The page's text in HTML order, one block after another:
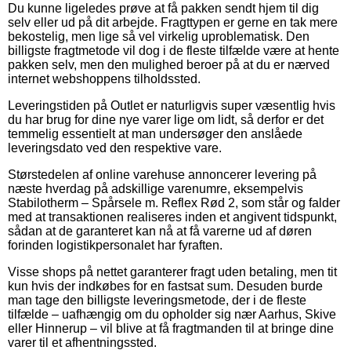
Du kunne ligeledes prøve at få pakken sendt hjem til dig
selv eller ud på dit arbejde. Fragttypen er gerne en tak mere
bekostelig, men lige så vel virkelig uproblematisk. Den
billigste fragtmetode vil dog i de fleste tilfælde være at hente
pakken selv, men den mulighed beroer på at du er nærved
internet webshoppens tilholdssted.
Leveringstiden på Outlet er naturligvis super væsentlig hvis
du har brug for dine nye varer lige om lidt, så derfor er det
temmelig essentielt at man undersøger den anslåede
leveringsdato ved den respektive vare.
Størstedelen af online varehuse annoncerer levering på
næste hverdag på adskillige varenumre, eksempelvis
Stabilotherm – Spårsele m. Reflex Rød 2, som står og falder
med at transaktionen realiseres inden et angivent tidspunkt,
sådan at de garanteret kan nå at få varerne ud af døren
forinden logistikpersonalet har fyraften.
Visse shops på nettet garanterer fragt uden betaling, men tit
kun hvis der indkøbes for en fastsat sum. Desuden burde
man tage den billigste leveringsmetode, der i de fleste
tilfælde – uafhængig om du opholder sig nær Aarhus, Skive
eller Hinnerup – vil blive at få fragtmanden til at bringe dine
varer til et afhentningssted.